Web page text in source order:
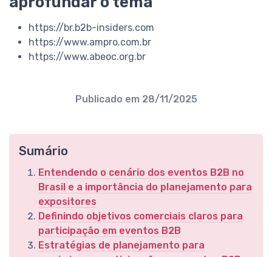
https://br.b2b-insiders.com
https://www.ampro.com.br
https://www.abeoc.org.br
Publicado em 28/11/2025
Sumário
Entendendo o cenário dos eventos B2B no
Brasil e a importância do planejamento para
expositores
Definindo objetivos comerciais claros para
participação em eventos B2B
Estratégias de planejamento para